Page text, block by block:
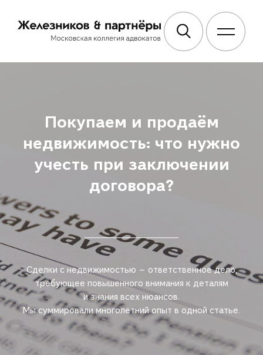
Покупаем и продаём
недвижимость: что нужно
учесть при заключении
договора?
Сделки с недвижимостью — ответственное дело,
требующее повышенного внимания к деталям
и знания всех нюансов.
Мы суммировали многолетний опыт в одной статье.